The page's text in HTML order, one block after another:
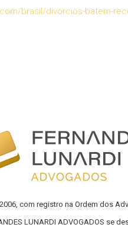
brasil/divorcios-batem-
com registro na Ordem dos
LUNARDI ADVOGADOS se